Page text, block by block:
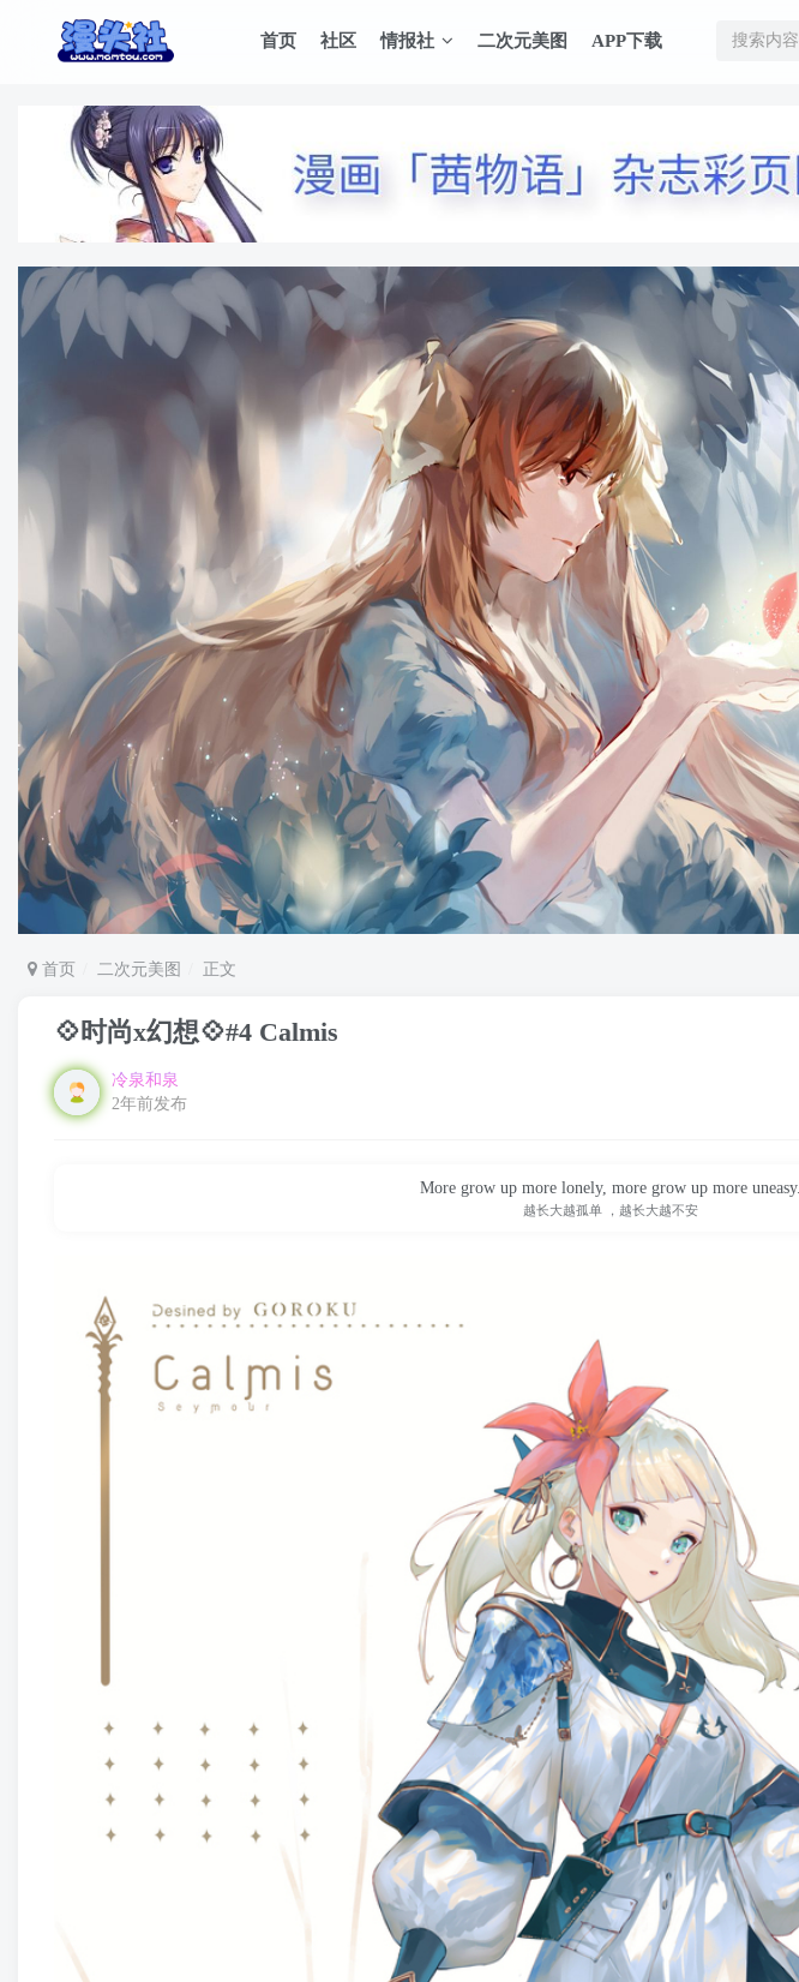
首页 社区 情报社 二次元美图 APP下载
首页 二次元美图 正文
💠时尚x幻想💠#4 Calmis
冷泉和泉
2年前发布
More grow up more lonely, more grow up more uneasy.
越长大越孤单 ，越长大越不安